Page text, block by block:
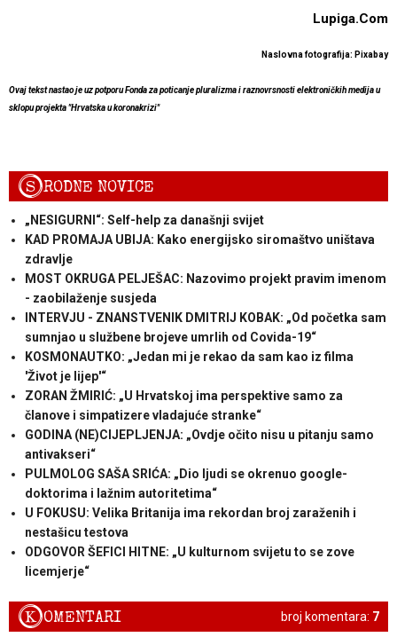
Lupiga.Com
Naslovna fotografija: Pixabay
Ovaj tekst nastao je uz potporu Fonda za poticanje pluralizma i raznovrsnosti elektroničkih medija u
sklopu projekta "Hrvatska u koronakrizi"
SRODNE NOVICE
„NESIGURNI“: Self-help za današnji svijet
KAD PROMAJA UBIJA: Kako energijsko siromaštvo uništava
zdravlje
MOST OKRUGA PELJEŠAC: Nazovimo projekt pravim imenom
- zaobilaženje susjeda
INTERVJU - ZNANSTVENIK DMITRIJ KOBAK: „Od početka sam
sumnjao u službene brojeve umrlih od Covida-19“
KOSMONAUTKO: „Jedan mi je rekao da sam kao iz filma
'Život je lijep'“
ZORAN ŽMIRIĆ: „U Hrvatskoj ima perspektive samo za
članove i simpatizere vladajuće stranke“
GODINA (NE)CIJEPLJENJA: „Ovdje očito nisu u pitanju samo
antivakseri“
PULMOLOG SAŠA SRIĆA: „Dio ljudi se okrenuo google-
doktorima i lažnim autoritetima“
U FOKUSU: Velika Britanija ima rekordan broj zaraženih i
nestašicu testova
ODGOVOR ŠEFICI HITNE: „U kulturnom svijetu to se zove
licemjerje“
broj komentara: 7
KOMENTARI